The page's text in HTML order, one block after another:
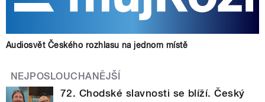
Audiosvět Českého rozhlasu na jednom místě
NEJPOSLOUCHANĚJŠÍ
72. Chodské slavnosti se blíží. Český